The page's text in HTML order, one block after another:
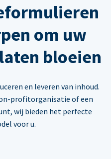
om uw
bloeien
en leveren van inhoud.
profitorganisatie of een
wij bieden het perfecte
voor u.